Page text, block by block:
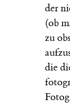
der
(ob
zu
die